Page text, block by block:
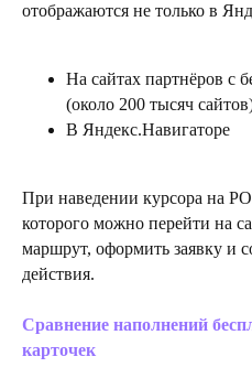
отображаются не только в
На сайтах партнёров с
(около 200 тысяч
В Яндекс.Навигаторе
При наведении курсора на
которого можно перейти на
маршрут, оформить заявку и
действия.
Сравнение наполнений
карточек